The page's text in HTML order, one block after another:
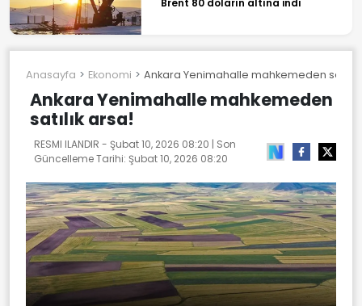
Brent 80 doların altına indi
Anasayfa Ekonomi Ankara Yenimahalle mahkemeden satılık
Ankara Yenimahalle mahkemeden
satılık arsa!
RESMI ILANDIR - Şubat 10, 2026 08:20 | Son
Güncelleme Tarihi: Şubat 10, 2026 08:20